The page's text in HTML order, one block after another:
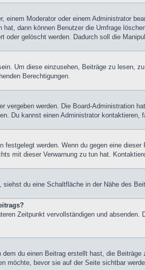
einem Moderator oder einem Administrator
dann können Benutzer die Umfrage
oder gelöscht werden. Dadurch soll die
Um diese einzusehen, Beiträge zu lesen,
Berechtigungen.
vergeben werden. Die Board-Administration
Du kannst einen Administrator
festgelegt werden. Wenn du gegen eine
mit dieser Verwarnung zu tun hat.
du eine Schaltfläche in der Nähe des
Zeitpunkt vervollständigen und
du einen Beitrag erstellt hast, die
möchte, bevor sie auf der Seite sichtbar